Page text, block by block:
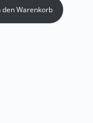
den Warenkorb